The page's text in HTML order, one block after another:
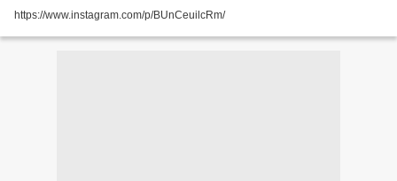
https://www.instagram.com/p/BUnCeuilcRm/